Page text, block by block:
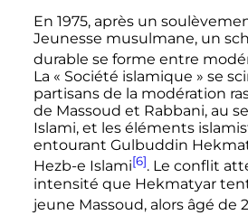
En 1975, après un
Jeunesse musulmane, un
durable se forme entre
La « Société islamique » se
partisans de la modération
de Massoud et Rabbani, au
Islami, et les éléments
entourant Gulbuddin
Hezb-e Islami[6]. Le conflit
intensité que Hekmatyar
jeune Massoud, alors âgé de